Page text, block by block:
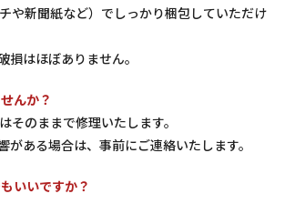
や新聞紙など）でしっかり梱包していただけ
損はほぼありません。
んか？
そのままで修理いたします。
がある場合は、事前にご連絡いたします。
いいですか？